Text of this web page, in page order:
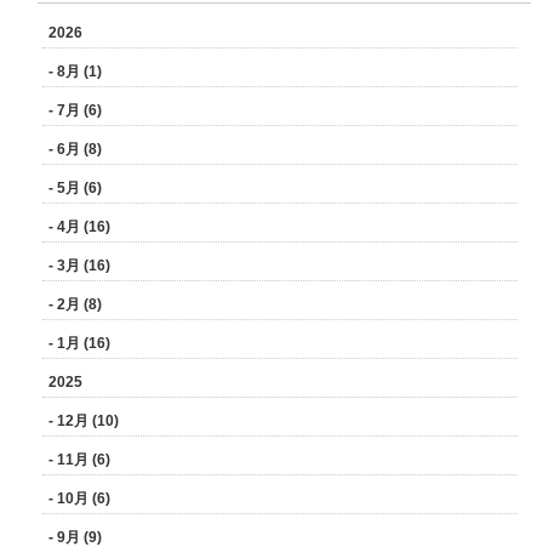
2026
- 8月 (1)
- 7月 (6)
- 6月 (8)
- 5月 (6)
- 4月 (16)
- 3月 (16)
- 2月 (8)
- 1月 (16)
2025
- 12月 (10)
- 11月 (6)
- 10月 (6)
- 9月 (9)